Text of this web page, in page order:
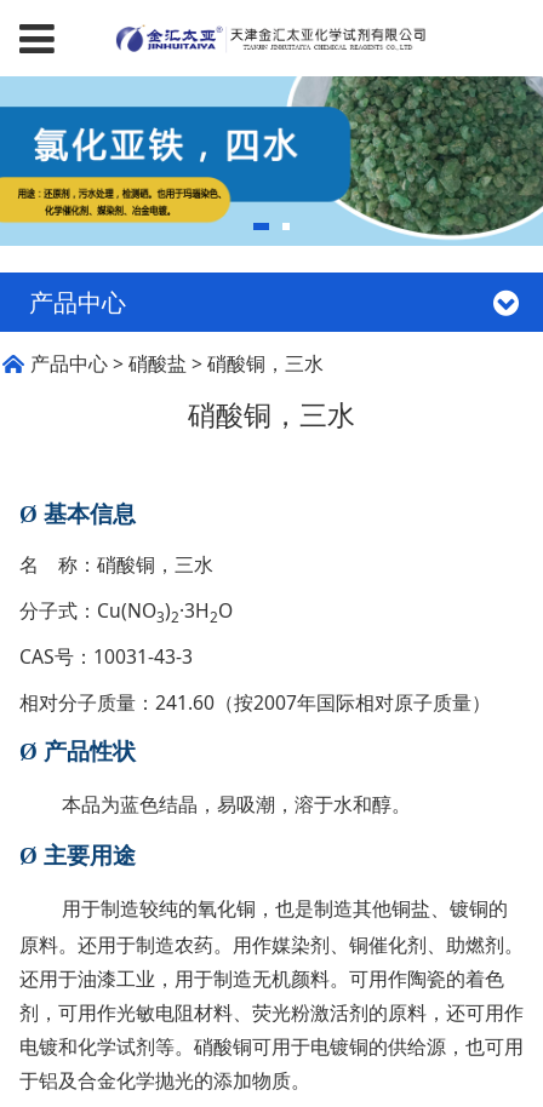
产品中心
硝酸铜，三水
产品中心>硝酸盐 >硝酸铜，三水
硝酸铜，三水
Ø 基本信息
名 称：硝酸铜，三水
分子式：Cu(NO3)2·3H2O
CAS号：10031-43-3
相对分子质量：241.60（按2007年国际相对原子质量）
Ø 产品性状
本品为蓝色结晶，易吸潮，溶于水和醇。
Ø 主要用途
用于制造较纯的氧化铜，也是制造其他铜盐、镀铜的
原料。还用于制造农药。用作媒染剂、铜催化剂、助燃剂。
还用于油漆工业，用于制造无机颜料。可用作陶瓷的着色
剂，可用作光敏电阻材料、荧光粉激活剂的原料，还可用作
电镀和化学试剂等。硝酸铜可用于电镀铜的供给源，也可用
于铝及合金化学抛光的添加物质。